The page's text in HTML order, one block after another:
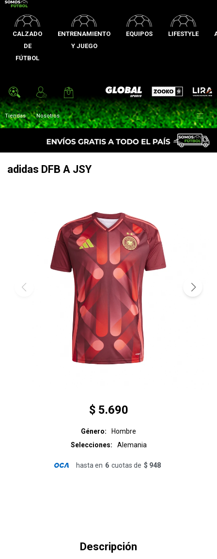
CALZADO
DE
FÚTBOL
ENTRENAMIENTO
Y JUEGO
EQUIPOS LIFESTYLE
Global Sports Zooko Lira
Tiendas Nosotros 
adidas DFB A JSY
$ 5.690
Género
Hombre
Selecciones
Alemania
hasta en 6 cuotas de $ 948
Descripción